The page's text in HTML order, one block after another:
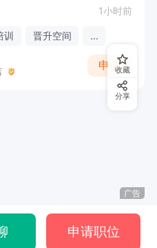
1小时前
训 晋升空间 ...
申请
广告
收藏
分享
申请职位